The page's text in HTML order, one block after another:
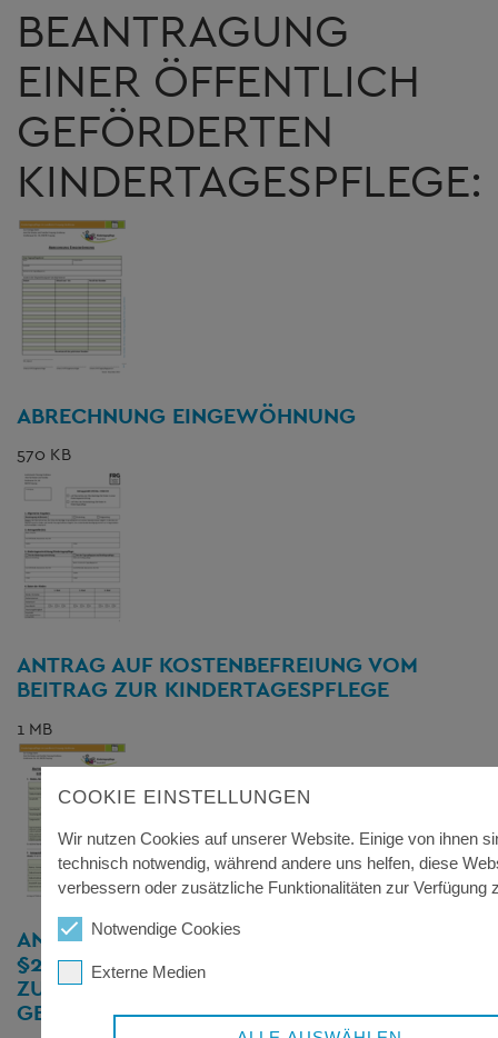
BEANTRAGUNG
EINER ÖFFENTLICH
GEFÖRDERTEN
KINDERTAGESPFLEGE:
ABRECHNUNG EINGEWÖHNUNG
570 KB
ANTRAG AUF KOSTENBEFREIUNG VOM
BEITRAG ZUR KINDERTAGESPFLEGE
1 MB
ANTRAG AUF KINDERTAGESPFLEGE GEM.
§23 SGB VIII - BITTE IN IHRER
ZUSTÄNDIGEN
GEMEINDE-/STADTVERWALTUNG ABGEBEN
COOKIE EINSTELLUNGEN
Wir nutzen Cookies auf unserer Website. Einige von ihnen
technisch notwendig, während andere uns helfen, diese
verbessern oder zusätzliche Funktionalitäten zur Verfügung
Notwendige Cookies
Externe Medien